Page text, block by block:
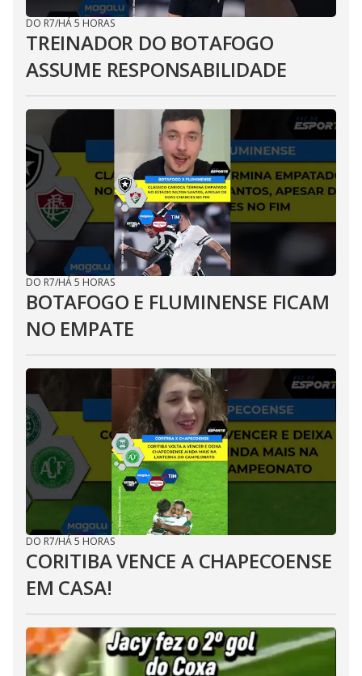
DO R7/HÁ 5 HORAS
TREINADOR DO BOTAFOGO
ASSUME RESPONSABILIDADE
DO R7/HÁ 5 HORAS
BOTAFOGO E FLUMINENSE FICAM
NO EMPATE
DO R7/HÁ 5 HORAS
CORITIBA VENCE A CHAPECOENSE
EM CASA!